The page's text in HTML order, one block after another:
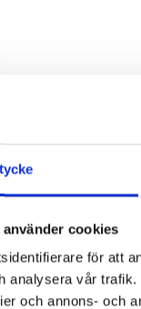
cookies
för att
analysera vår
och annons- och